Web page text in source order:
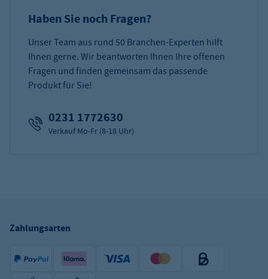
Haben Sie noch Fragen?
Unser Team aus rund 50 Branchen-Experten hilft
Ihnen gerne. Wir beantworten Ihnen Ihre offenen
Fragen und finden gemeinsam das passende
Produkt für Sie!
0231 1772630
Verkauf Mo-Fr (8-18 Uhr)
Zahlungsarten